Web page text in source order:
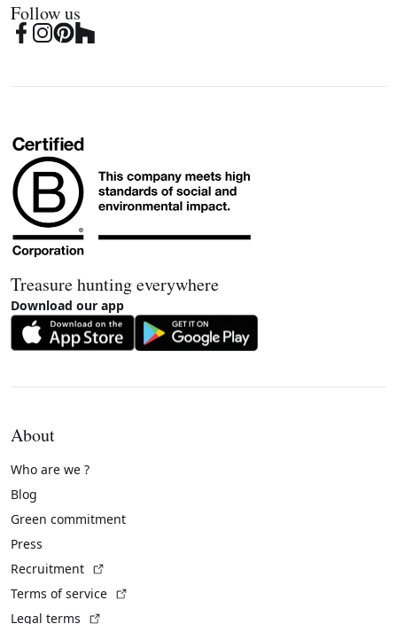
Follow us
Treasure hunting everywhere
Download our app
About
Who are we ?
Blog
Green commitment
Press
Recruitment
Terms of service
Legal terms